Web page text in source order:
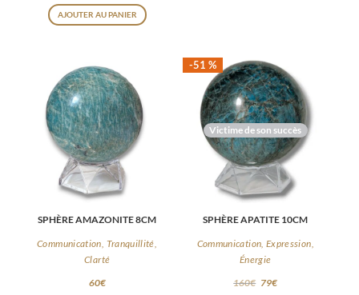
AJOUTER AU PANIER
SPHÈRE AMAZONITE 8CM
Communication, Tranquillité,
Clarté
60€
Victime de son succès
-51 %
SPHÈRE APATITE 10CM
Communication, Expression,
Énergie
160€ 79€